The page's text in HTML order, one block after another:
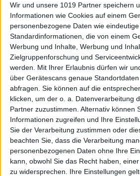
Wir und unsere 1019 Partner speichern
Informationen wie Cookies auf einem
personenbezogene Daten wie
Standardinformationen, die von einem
Werbung und Inhalte, Werbung und
Zielgruppenforschung und
werden.
Mit Ihrer Erlaubnis dürfen wir
über Gerätescans genaue
abfragen. Sie können auf die
klicken, um der o. a. Datenverarbeitung
Partner zuzustimmen. Alternativ können
Informationen zugreifen und Ihre
Sie der Verarbeitung zustimmen oder
beachten Sie, dass die Verarbeitung
personenbezogenen Daten ohne Ihre
kann, obwohl Sie das Recht haben,
zu widersprechen. Ihre Einstellungen